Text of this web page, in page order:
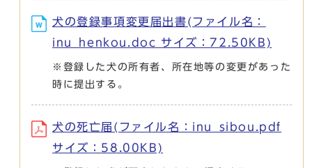
犬の登録事項変更届出書(ファイル名：
inu_henkou.doc サイズ：72.50KB)
※登録した犬の所有者、所在地等の変更があった
時に提出する。
犬の死亡届(ファイル名：inu_sibou.pdf
サイズ：58.00KB)